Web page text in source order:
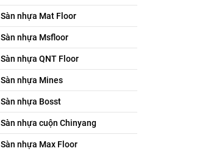
Sàn nhựa Mat Floor
Sàn nhựa Msfloor
Sàn nhựa QNT Floor
Sàn nhựa Mines
Sàn nhựa Bosst
Sàn nhựa cuộn Chinyang
Sàn nhựa Max Floor